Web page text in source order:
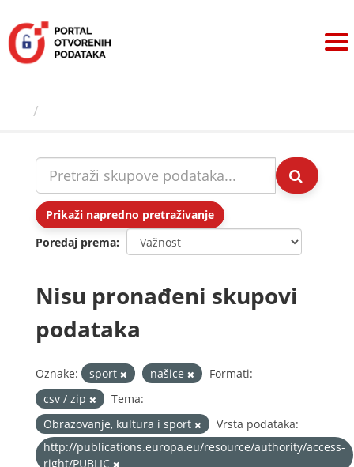
sadržaj
Prikaži napredno pretraživanje
Poredaj prema
Nisu pronađeni skupovi
podataka
Oznake: sport našice
Formati:
csv / zip
Tema:
Obrazovanje, kultura i sport
Vrsta podataka:
http://publications.europa.eu/resource/authority/access-
right/PUBLIC